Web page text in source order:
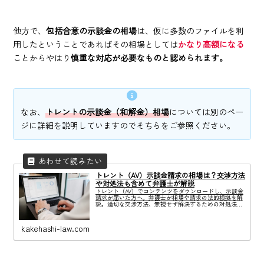
他方で、 包括合意の示談金の相場は、仮に多数のファイルを利
用したということであればその相場としてはかなり高額になる
ことからやはり 慎重な対応が必要なものと認められます。
なお、 トレントの示談金（和解金）相場については別のペー
ジに詳細を説明していますのでそちらをご参照ください。
トレント（AV）示談金請求の相場は？交渉方法
や対処法も含めて弁護士が解説
トレント（AV）でコンテンツをダウンロードし、示談金
請求が届いた方へ。弁護士が相場や請求の法的根拠を解
説。適切な交渉方法、無視せず解決するための対処法を
kakehashi-law.com